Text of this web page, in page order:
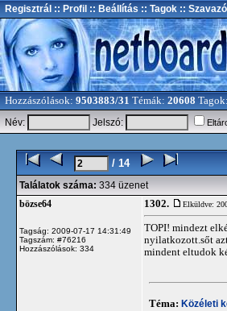
Regisztrál :: Profil :: Beállítás :: Tagok ::
Hozzászólások: 9503883/31 Témák: 20608 Tagok:
Név: Jelszó:
/ 14
Találatok száma: 334 üzenet
bözse64
Tagság: 2009-07-17 14:31:49
Tagszám: #76216
Hozzászólások: 334
1302. Elküldve:
TOPI! mindezt
nyilatkozott.sőt
mindent eltudok
Téma: Közéleti